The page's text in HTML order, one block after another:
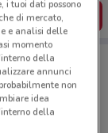
i tuoi dati possono
di mercato,
e analisi delle
momento
della
annunci
non
idea
della